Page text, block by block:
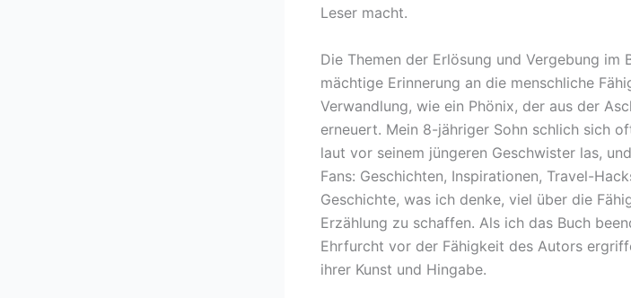
Leser macht.
Die Themen der Erlösung und Vergebung
mächtige Erinnerung an die menschliche
Verwandlung, wie ein Phönix, der aus der
erneuert. Mein 8-jähriger Sohn schlich sich
laut vor seinem jüngeren Geschwister las,
Fans: Geschichten, Inspirationen, Travel-
Geschichte, was ich denke, viel über die
Erzählung zu schaffen. Als ich das Buch
Ehrfurcht vor der Fähigkeit des Autors
ihrer Kunst und Hingabe.